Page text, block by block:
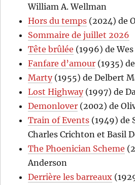
William A. Wellman
Hors du temps (2024) de
Sommaire de juillet 2026
Tête brûlée (1996) de
Fanfare d’amour (1935)
Marty(1955) de Delbert
Lost Highway(1997) de
Demonlover (2002) de
Train of Events (1949) de
Charles Crichton et Basil
The Phoenician Scheme
Anderson
Derrière les barreaux